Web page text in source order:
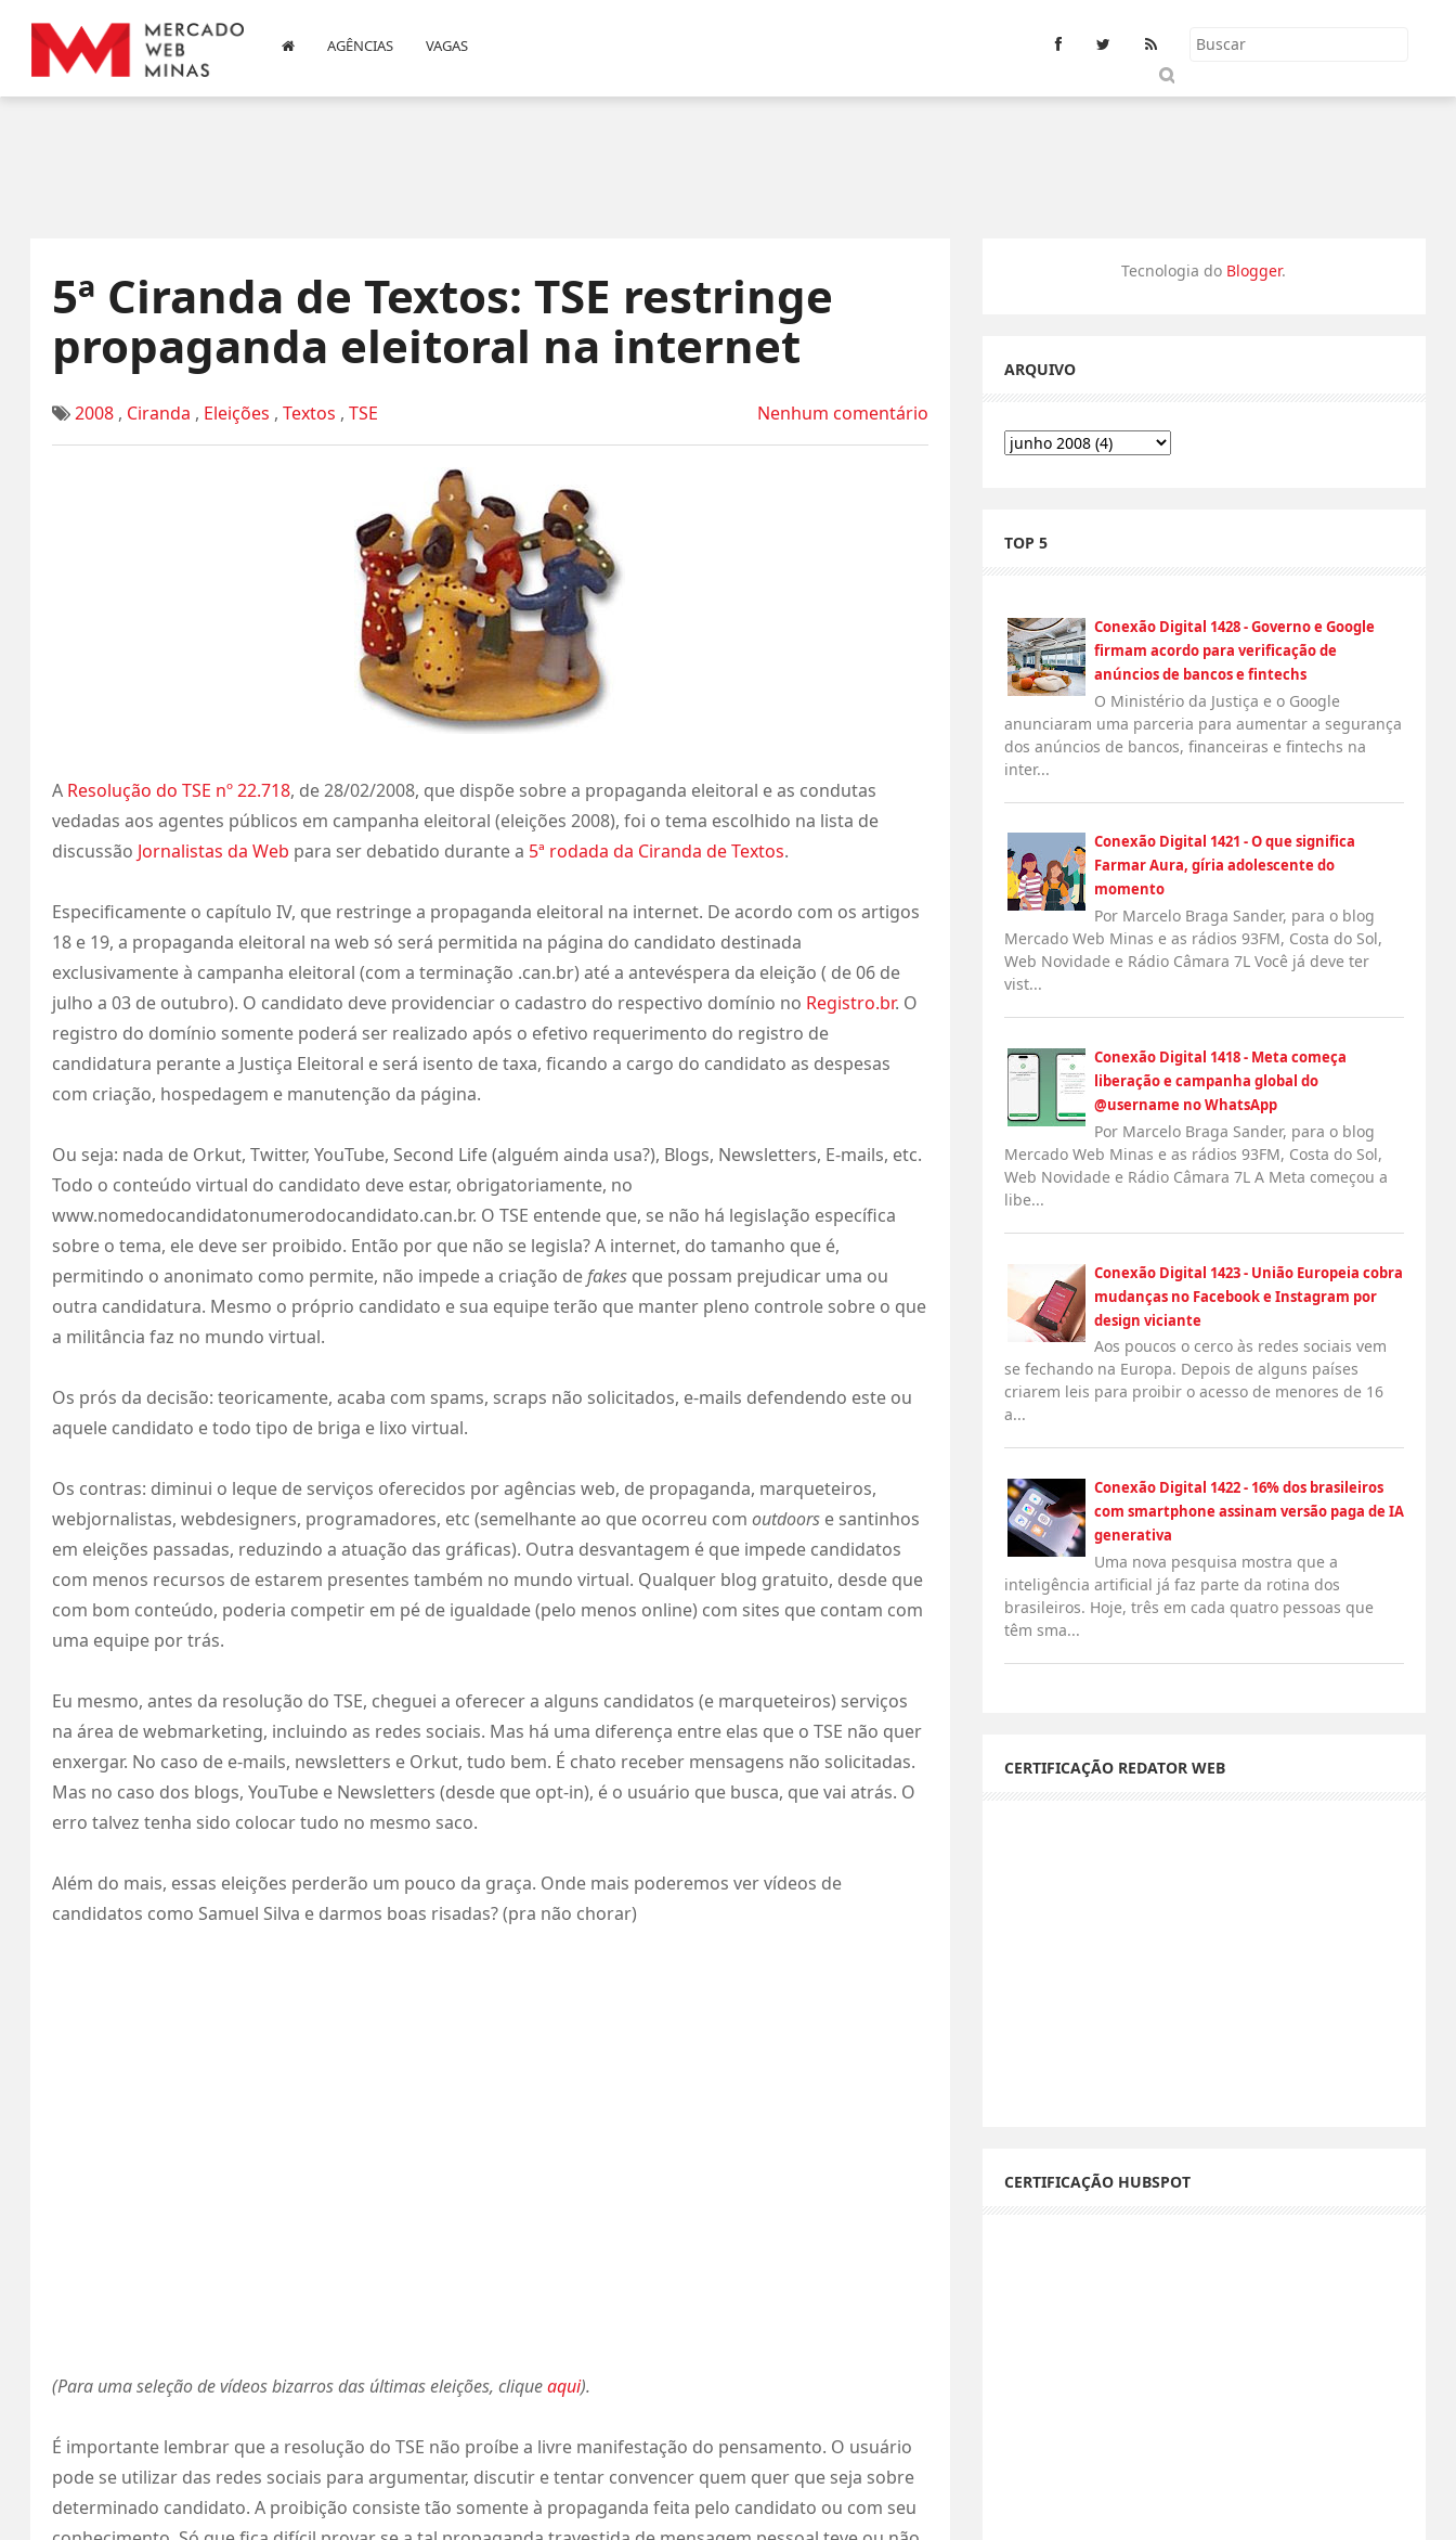
AGÊNCIAS VAGAS
S
u
5ª Ciranda de Textos: TSE restringe
propaganda eleitoral na internet
2008 , Ciranda , Eleições ,Textos ,TSE Nenhum comentário
A Resolução do TSE nº 22.718, de 28/02/2008, que dispõe sobre a propaganda eleitoral e as condutas
vedadas aos agentes públicos em campanha eleitoral (eleições 2008), foi o tema escolhido na lista de
discussão Jornalistas da Web para ser debatido durante a 5ª rodada da Ciranda de Textos.
Especificamente o capítulo IV, que restringe a propaganda eleitoral na internet. De acordo com os artigos
18 e 19, a propaganda eleitoral na web só será permitida na página do candidato destinada
exclusivamente à campanha eleitoral (com a terminação .can.br) até a antevéspera da eleição ( de 06 de
julho a 03 de outubro). O candidato deve providenciar o cadastro do respectivo domínio no Registro.br. O
registro do domínio somente poderá ser realizado após o efetivo requerimento do registro de
candidatura perante a Justiça Eleitoral e será isento de taxa, ficando a cargo do candidato as despesas
com criação, hospedagem e manutenção da página.
Ou seja: nada de Orkut, Twitter, YouTube, Second Life (alguém ainda usa?), Blogs, Newsletters, E-mails, etc.
Todo o conteúdo virtual do candidato deve estar, obrigatoriamente, no
www.nomedocandidatonumerodocandidato.can.br. O TSE entende que, se não há legislação específica
sobre o tema, ele deve ser proibido. Então por que não se legisla? A internet, do tamanho que é,
permitindo o anonimato como permite, não impede a criação defakes que possam prejudicar uma ou
outra candidatura. Mesmo o próprio candidato e sua equipe terão que manter pleno controle sobre o que
a militância faz no mundo virtual.
Os prós da decisão: teoricamente, acaba com spams, scraps não solicitados, e-mails defendendo este ou
aquele candidato e todo tipo de briga e lixo virtual.
Os contras: diminui o leque de serviços oferecidos por agências web, de propaganda, marqueteiros,
webjornalistas, webdesigners, programadores, etc (semelhante ao que ocorreu comoutdoors e santinhos
em eleições passadas, reduzindo a atuação das gráficas). Outra desvantagem é que impede candidatos
com menos recursos de estarem presentes também no mundo virtual. Qualquer blog gratuito, desde que
com bom conteúdo, poderia competir em pé de igualdade (pelo menos online) com sites que contam com
uma equipe por trás.
Eu mesmo, antes da resolução do TSE, cheguei a oferecer a alguns candidatos (e marqueteiros) serviços
na área de webmarketing, incluindo as redes sociais. Mas há uma diferença entre elas que o TSE não quer
enxergar. No caso de e-mails, newsletters e Orkut, tudo bem. É chato receber mensagens não solicitadas.
Mas no caso dos blogs, YouTube e Newsletters (desde que opt-in), é o usuário que busca, que vai atrás. O
erro talvez tenha sido colocar tudo no mesmo saco.
Além do mais, essas eleições perderão um pouco da graça. Onde mais poderemos ver vídeos de
candidatos como Samuel Silva e darmos boas risadas? (pra não chorar)
(Para uma seleção de vídeos bizarros das últimas eleições, cliqueaqui).
É importante lembrar que a resolução do TSE não proíbe a livre manifestação do pensamento. O usuário
pode se utilizar das redes sociais para argumentar, discutir e tentar convencer quem quer que seja sobre
determinado candidato. A proibição consiste tão somente à propaganda feita pelo candidato ou com seu
Tecnologia do Blogger.
ARQUIVO
TOP 5
Conexão Digital 1428 - Governo e Google
firmam acordo para verificação de
anúncios de bancos e fintechs
O Ministério da Justiça e o Google
anunciaram uma parceria para aumentar a segurança
dos anúncios de bancos, financeiras e fintechs na
inter...
Conexão Digital 1421 - O que significa
Farmar Aura, gíria adolescente do
momento
Por Marcelo Braga Sander, para o blog
Mercado Web Minas e as rádios 93FM, Costa do Sol,
Web Novidade e Rádio Câmara 7L Você já deve ter
vist...
Conexão Digital 1418 - Meta começa
liberação e campanha global do
@username no WhatsApp
Por Marcelo Braga Sander, para o blog
Mercado Web Minas e as rádios 93FM, Costa do Sol,
Web Novidade e Rádio Câmara 7L A Meta começou a
libe...
Conexão Digital 1423 - União Europeia cobra
mudanças no Facebook e Instagram por
design viciante
Aos poucos o cerco às redes sociais vem
se fechando na Europa. Depois de alguns países
criarem leis para proibir o acesso de menores de 16
a...
Conexão Digital 1422 - 16% dos brasileiros
com smartphone assinam versão paga de IA
generativa
Uma nova pesquisa mostra que a
inteligência artificial já faz parte da rotina dos
brasileiros. Hoje, três em cada quatro pessoas que
têm sma...
CERTIFICAÇÃO REDATOR WEB
CERTIFICAÇÃO HUBSPOT